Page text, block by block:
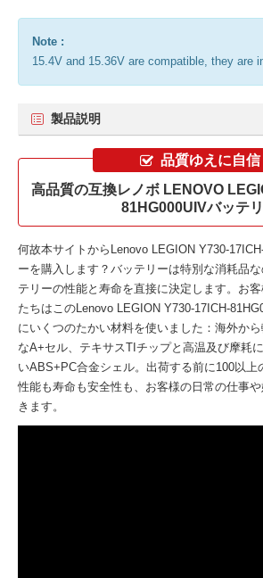
Note :
15.4V and 15.36V are compatible, they are
製品説明
品質ゆえに自信
高品質の互換レノボ LENOVO
81HG000UIVバッテ
何故本サイトから Lenovo LEGION Y730-
ーを購入します？バッテリーは特別な消耗品
テリーの性能と寿命を直接に決定します。お
たちはこのLenovo LEGION Y730-17ICH-
にいくつのたかい材料を使いました：海外か
なA+セル、テキサスTIチップと高温及び摩耗
いABS+PC合金シェル。出荷する前に100以上
性能も寿命も安全性も、お客様の日常の仕事
きます。